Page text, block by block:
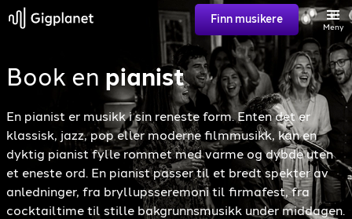
Finn musikere
Meny
Søk
Favoritter
Logg inn
Book en pianist
En pianist er musikk i sin reneste form. Enten det er
klassisk, jazz, pop eller moderne filmmusikk, kan en
dyktig pianist fylle rommet med varme og dybde uten
et eneste ord. En pianist passer til et bredt spekter av
anledninger, fra bryllupsseremoni til firmafest, fra
cocktailtime til stille bakgrunnsmusikk under middagen.